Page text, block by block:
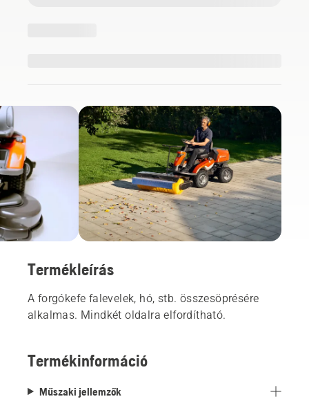
Termékleírás
A forgókefe falevelek, hó, stb. összesöprésére
alkalmas. Mindkét oldalra elfordítható.
Termékinformáció
Műszaki jellemzők